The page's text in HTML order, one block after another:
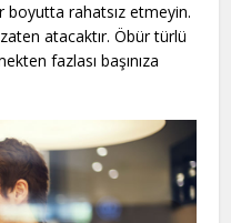
rahatsız etmeyin.
atacaktır. Öbür türlü
fazlası başınıza